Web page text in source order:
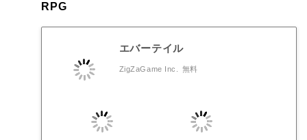
RPG
エバーテイル
ZigZaGame Inc. 無料